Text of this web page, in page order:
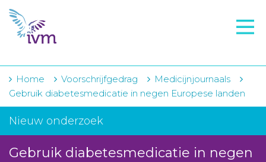
VMI
FTO voorbereiding
IVM-academie
Zorginstellingen
Voorschrijfgedrag
Projecten
Home Voorschrijfgedrag
Medicijnjournaals
Gebruik diabetesmedicatie in negen Europese landen
Nieuw onderzoek
Gebruik diabetesmedicatie in negen